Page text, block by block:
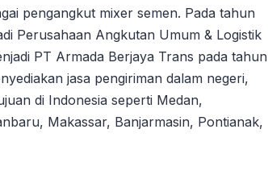
pengangkut mixer semen. Pada tahun
Perusahaan Angkutan Umum & Logistik
PT Armada Berjaya Trans pada tahun
jasa pengiriman dalam negeri,
di Indonesia seperti Medan,
Makassar, Banjarmasin, Pontianak,